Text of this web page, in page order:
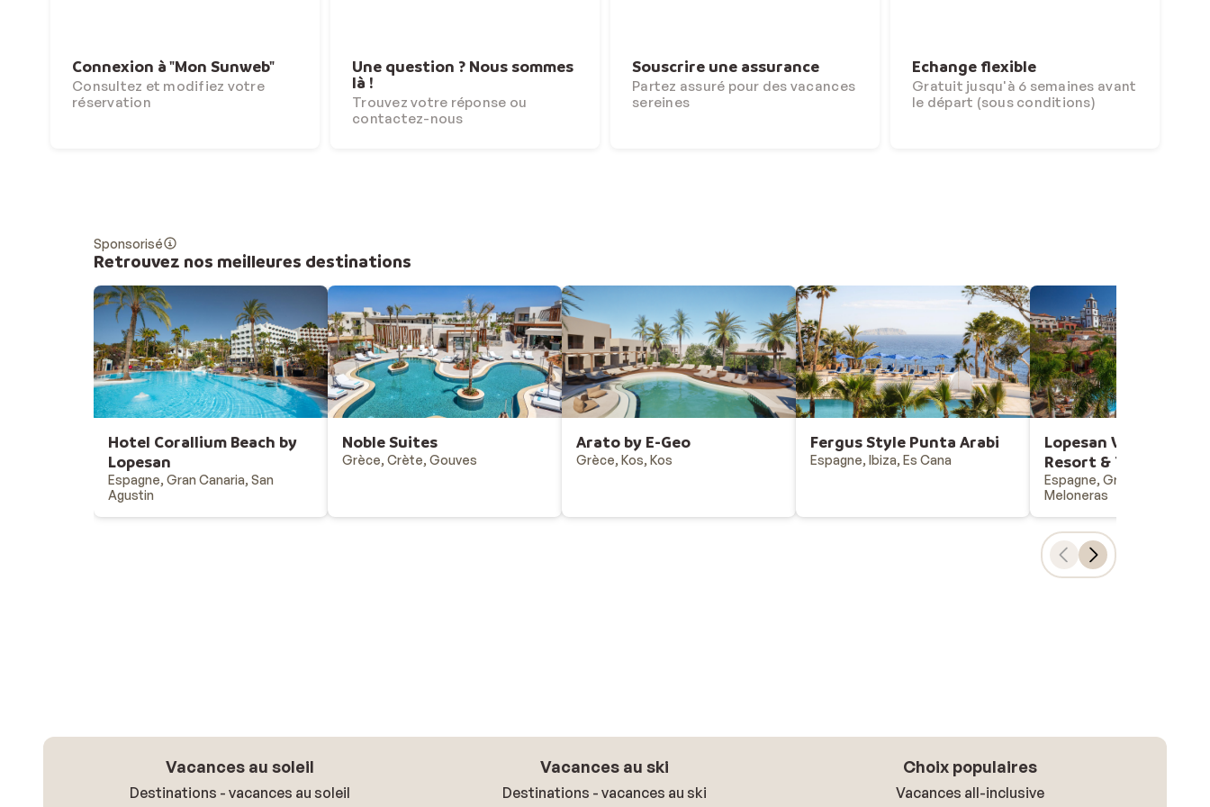
Connexion à "Mon Sunweb"
Consultez et modifiez votre
réservation
Une question ? Nous sommes
là !
Trouvez votre réponse ou
contactez-nous
Souscrire une assurance
Partez assuré pour des vacances
sereines
Echange flexible
Gratuit jusqu'à 6 semaines avant
le départ (sous conditions)
Sponsorisé
Retrouvez nos meilleures destinations
Hotel Corallium Beach by
Lopesan
Espagne, Gran Canaria, San
Agustin
Noble Suites
Grèce, Crète, Gouves
Arato by E-Geo
Grèce, Kos, Kos
Fergus Style Punta Arabi
Espagne, Ibiza, Es Cana
Lopesan Villa del
Resort & Thalasso
Espagne, Gran Canaria,
Meloneras
Vacances au soleil
Destinations - vacances au soleil
Vacances au ski
Destinations - vacances au ski
Choix populaires
Vacances all-inclusive